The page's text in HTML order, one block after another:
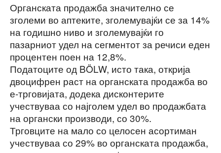
Органската продажба значително се
зголеми во аптеките, зголемувајќи се за 14%
на годишно ниво и зголемувајќи го
пазарниот удел на сегментот за речиси еден
процентен поен на 12,8%.
Податоците од BÖLW, исто така, открија
двоцифрен раст на органската продажба во
е-трговијата, додека дисконтерите
учествуваа со најголем удел во продажбата
на органски производи, со 30%.
Трговците на мало со целосен асортиман
учествуваа со 29% во органската продажба,